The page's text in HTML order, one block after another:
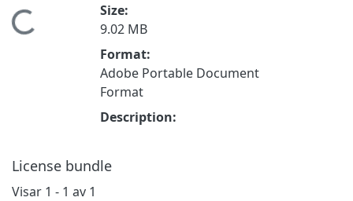
Hämtar...
Size:
9.02 MB
Format:
Adobe Portable Document
Format
Description:
License bundle
Visar 1 - 1 av 1